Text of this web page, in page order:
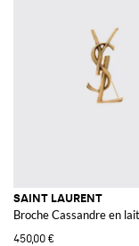
SAINT LAURENT
Broche Cassandre en
450,00 €